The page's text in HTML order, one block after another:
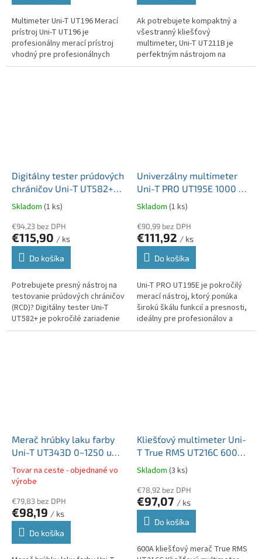
Multimeter Uni-T UT196 Merací
prístroj Uni-T UT196 je
profesionálny merací prístroj
vhodný pre profesionálnych
elektrikárov aj domácich
Ak potrebujete kompaktný a
všestranný kliešťový
multimeter, Uni-T UT211B je
perfektným nástrojom na
každodenné elektrické merania.
Digitálny tester prúdových
chráničov Uni-T UT582+
10/20/30/100/300/500
mA MIE0376
Skladom (1 ks)
€94,23 bez DPH
€115,90 / ks
Do košíka
Potrebujete presný nástroj na
testovanie prúdových chráničov
(RCD)? Digitálny tester Uni-T
UT582+ je pokročilé zariadenie
ponúkajúce komplexné meracie
Univerzálny multimeter
Uni-T PRO UT195E 1000 V
DC a 750 V AC 20A
MIE0295
Skladom (1 ks)
€90,99 bez DPH
€111,92 / ks
Do košíka
Uni-T PRO UT195E je pokročilý
merací nástroj, ktorý ponúka
širokú škálu funkcií a presnosti,
ideálny pre profesionálov a
pokročilých používateľov. Jeho
Merač hrúbky laku farby
Uni-T UT343D 0~1250 um
MIE0375
Tovar na ceste - objednané vo
výrobe
€79,83 bez DPH
€98,19 / ks
Do košíka
Kliešťový multimeter Uni-
T True RMS UT216C 600A
automatické nastavenie
rozsahu MIE0189
Skladom (3 ks)
€78,92 bez DPH
€97,07 / ks
Do košíka
600A kliešťový merač True RMS